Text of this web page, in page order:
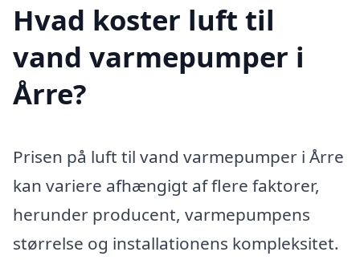
Hvad koster luft til
vand varmepumper i
Årre?
Prisen på luft til vand varmepumper i Årre
kan variere afhængigt af flere faktorer,
herunder producent, varmepumpens
størrelse og installationens kompleksitet.